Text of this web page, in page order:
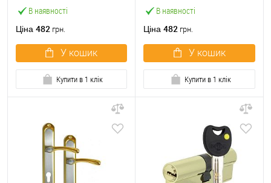
В наявності
Ціна 482 грн.
У кошик
Купити в 1 клік
В наявності
Ціна 482 грн.
У кошик
Купити в 1 клік